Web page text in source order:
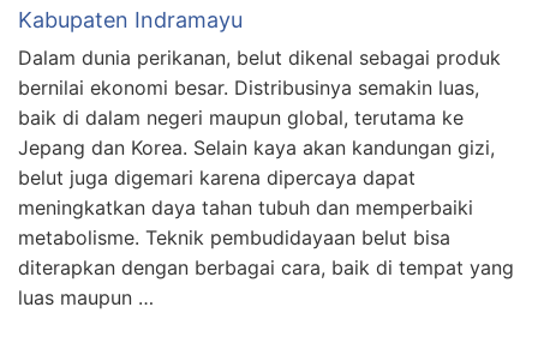
Kabupaten Indramayu
Dalam dunia perikanan, belut dikenal sebagai produk
bernilai ekonomi besar. Distribusinya semakin luas,
baik di dalam negeri maupun global, terutama ke
Jepang dan Korea. Selain kaya akan kandungan gizi,
belut juga digemari karena dipercaya dapat
meningkatkan daya tahan tubuh dan memperbaiki
metabolisme. Teknik pembudidayaan belut bisa
diterapkan dengan berbagai cara, baik di tempat yang
luas maupun …